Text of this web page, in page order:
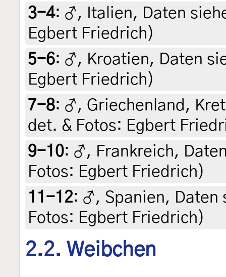
3-4: ♂, Italien, Daten
Egbert Friedrich)
5-6: ♂, Kroatien, Daten
Egbert Friedrich)
7-8: ♂, Griechenland,
det. & Fotos: Egbert
9-10: ♂, Frankreich,
Fotos: Egbert Friedrich)
11-12: ♂, Spanien, Daten
Fotos: Egbert Friedrich)
2.2. Weibchen